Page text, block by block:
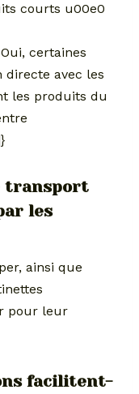
courts u00e0
certaines
avec les
les produits du
transport
les
ainsi que
pour leur
facilitent-